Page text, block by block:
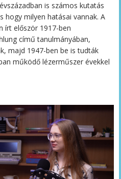
is számos kutatás
hogy milyen hatásai vannak. A
írt először 1917-ben
című tanulmányában,
majd 1947-ben be is tudták
működő lézerműszer évekkel